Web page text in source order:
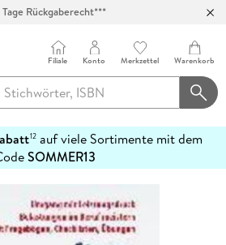
Rückgaberecht***
Filiale Konto Merkzettel Warenkorb
12auf viele Sortimente mit dem
SOMMER13